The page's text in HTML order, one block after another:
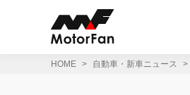
HOME 自動車・新車ニュース